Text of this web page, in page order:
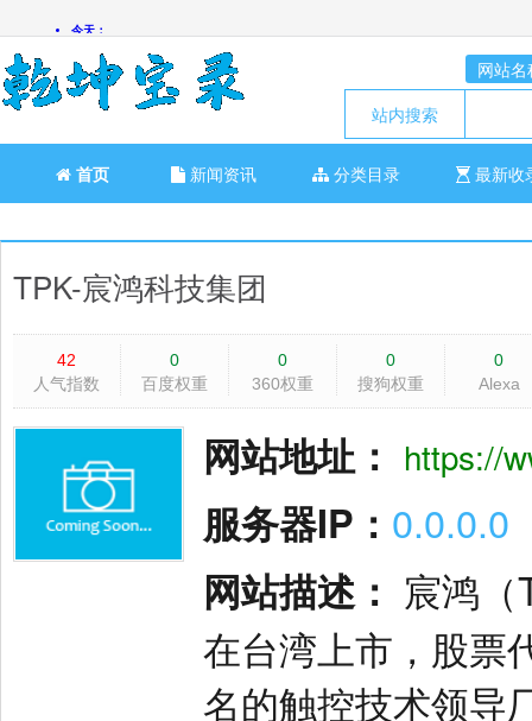
网站名
站内搜索
首页 新闻资讯 分类目录 最新收
TPK-宸鸿科技集团
42
人气指数
0
百度权重
0
360权重
0
搜狗权重
0
Alexa
网站地址： https://
服务器IP： 0.0.0.0
网站描述： 宸鸿
在台湾上市，股票
名的触控技术领导